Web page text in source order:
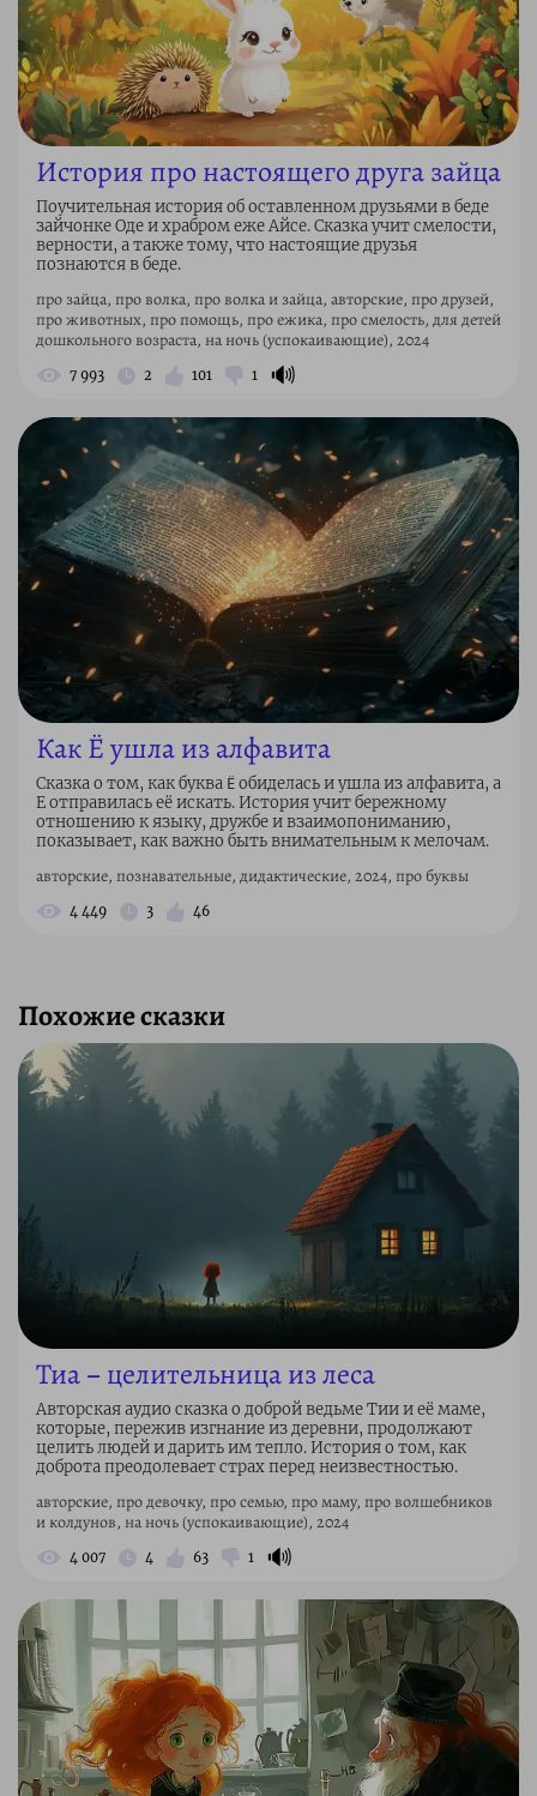
История про настоящего друга зайца
Поучительная история об оставленном друзьями в беде
зайчонке Оде и храбром еже Айсе. Сказка учит смелости,
верности, а также тому, что настоящие друзья
познаются в беде.
про зайца, про волка, про волка и зайца, авторские, про друзей,
про животных, про помощь, про ежика, про смелость, для детей
дошкольного возраста, на ночь (успокаивающие), 2024
7 993 2 101 1 🔊
Как Ё ушла из алфавита
Сказка о том, как буква Ë обиделась и ушла из алфавита, а
Е отправилась её искать. История учит бережному
отношению к языку, дружбе и взаимопониманию,
показывает, как важно быть внимательным к мелочам.
авторские, познавательные, дидактические, 2024, про буквы
4 449 3 46
Похожие сказки
Тиа – целительница из леса
Авторская аудио сказка о доброй ведьме Тии и её маме,
которые, пережив изгнание из деревни, продолжают
целить людей и дарить им тепло. История о том, как
доброта преодолевает страх перед неизвестностью.
авторские, про девочку, про семью, про маму, про волшебников
и колдунов, на ночь (успокаивающие), 2024
4 007 4 63 1 🔊